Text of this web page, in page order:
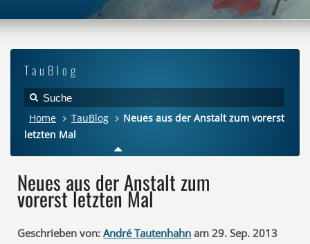
TauBlog
Home TauBlog
Neues aus der Anstalt zum vorerst
letzten Mal
Neues aus der Anstalt zum
vorerst letzten Mal
Geschrieben von: André Tautenhahn am 29. Sep. 2013